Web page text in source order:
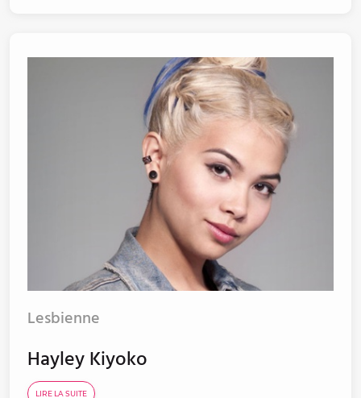
Lesbienne
Hayley Kiyoko
LIRE LA SUITE